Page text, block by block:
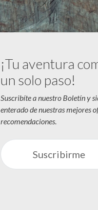
¡Tu aventura
un solo paso!
Suscribíte a nuestro Boletín y
enterado de nuestras mejores
recomendaciones.
Suscribirme